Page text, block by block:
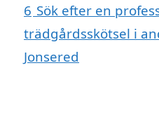
6 Sök efter en
trädgårdsskötsel i
Jonsered